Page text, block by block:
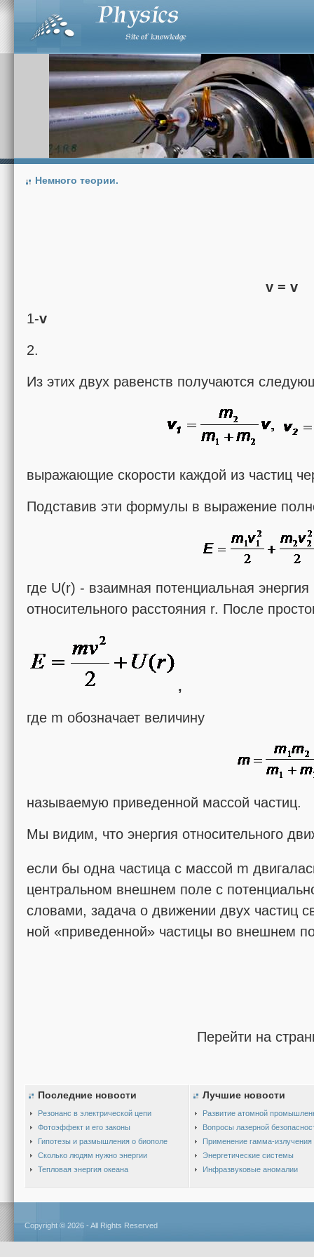
Немного теории.
v = v
1-v
2.
Из этих двух равенств получаются
выражающие скорости каждой из частиц
Подставив эти формулы в выражение
где U(r) - взаимная потенциальная
относительного расстояния r. После
,
где m обозначает вели­чину
называемую приведенной массой частиц.
Мы видим, что энергия относительного
если бы одна частица с массой m
центральном внешнем поле с
словами, задача о движении двух частиц
ной «приведенной» частицы во внешнем
Перейти на
Последние новости
Резонанс в электрической цепи
Фотоэффект и его законы
Гипотезы и размышления о биополе
Сколько людям нужно энергии
Тепловая энергия океана
Лучшие новости
Развитие атомной
Вопросы лазерной
Применение гамма-излучения
Энергетические системы
Инфразвуковые аномалии
Copyright © 2026 - All Rights Reserved